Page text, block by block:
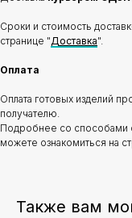
Сроки и стоимость
странице "Доставка".
Оплата
Оплата готовых изделий
получателю.
Подробнее со способами
можете ознакомиться на
Также вам